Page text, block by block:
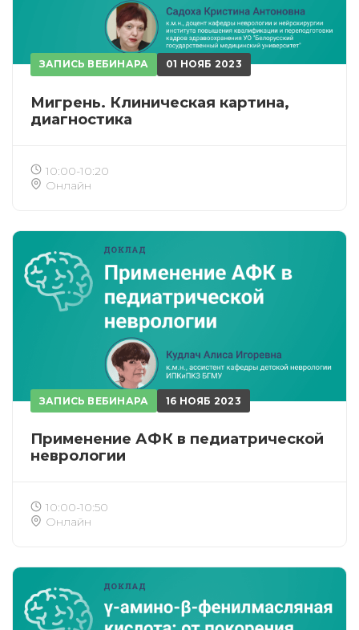
ЗАПИСЬ ВЕБИНАРА 01 НОЯБ 2023
Мигрень. Клиническая картина,
диагностика
10:00-10:20
Онлайн
ЗАПИСЬ ВЕБИНАРА 16 НОЯБ 2023
Применение АФК в педиатрической
неврологии
10:00-10:50
Онлайн